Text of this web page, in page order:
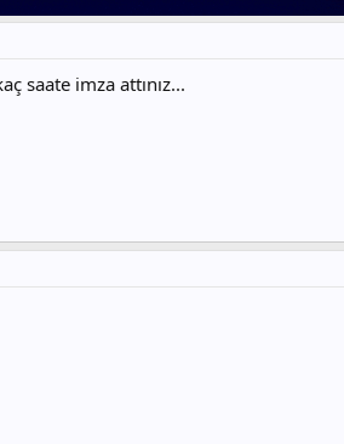
saate imza attınız...